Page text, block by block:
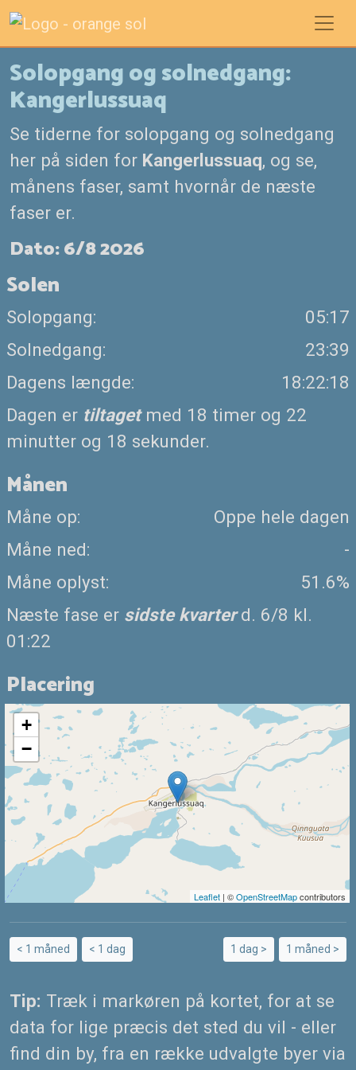
Solopgang og solnedgang:
Kangerlussuaq
Se tiderne for solopgang og solnedgang
her på siden for Kangerlussuaq, og se,
månens faser, samt hvornår de næste
faser er.
Dato: 6/8 2026
Solen
Solopgang:
05:17
Solnedgang:
23:39
Dagens længde:
18:22:18
Dagen er tiltagetmed 18 timer og 22
minutter og 18 sekunder.
Månen
Måne op:
Oppe hele dagen
Måne ned:
-
Måne oplyst:
51.6%
Næste fase er sidste kvarterd. 6/8 kl.
01:22
Placering
+
−
Leaflet | ©OpenStreetMapcontributors
< 1 måned < 1 dag 1 dag > 1 måned >
Tip: Træk i markøren på kortet, for at se
data for lige præcis det sted du vil - eller
find din by, fra en række udvalgte byer via